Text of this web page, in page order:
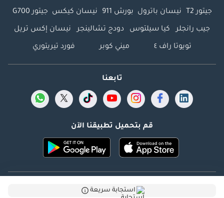
استجابة سريعة
جيتور T2 نيسان باترول بورش 911 نيسان كيكس جيتور G700
جيب رانجلر كيا سيلتوس دودج تشالينجر نيسان إكس تريل
تويوتا راف ٤ ميني كوبر فورد تيريتوري
تابعنا
قم بتحميل تطبيقنا الآن
Dubicars.com @ 2026. جميع الحقوق محفوظة.